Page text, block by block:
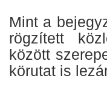
Mint a
rögzített
között
körutat is